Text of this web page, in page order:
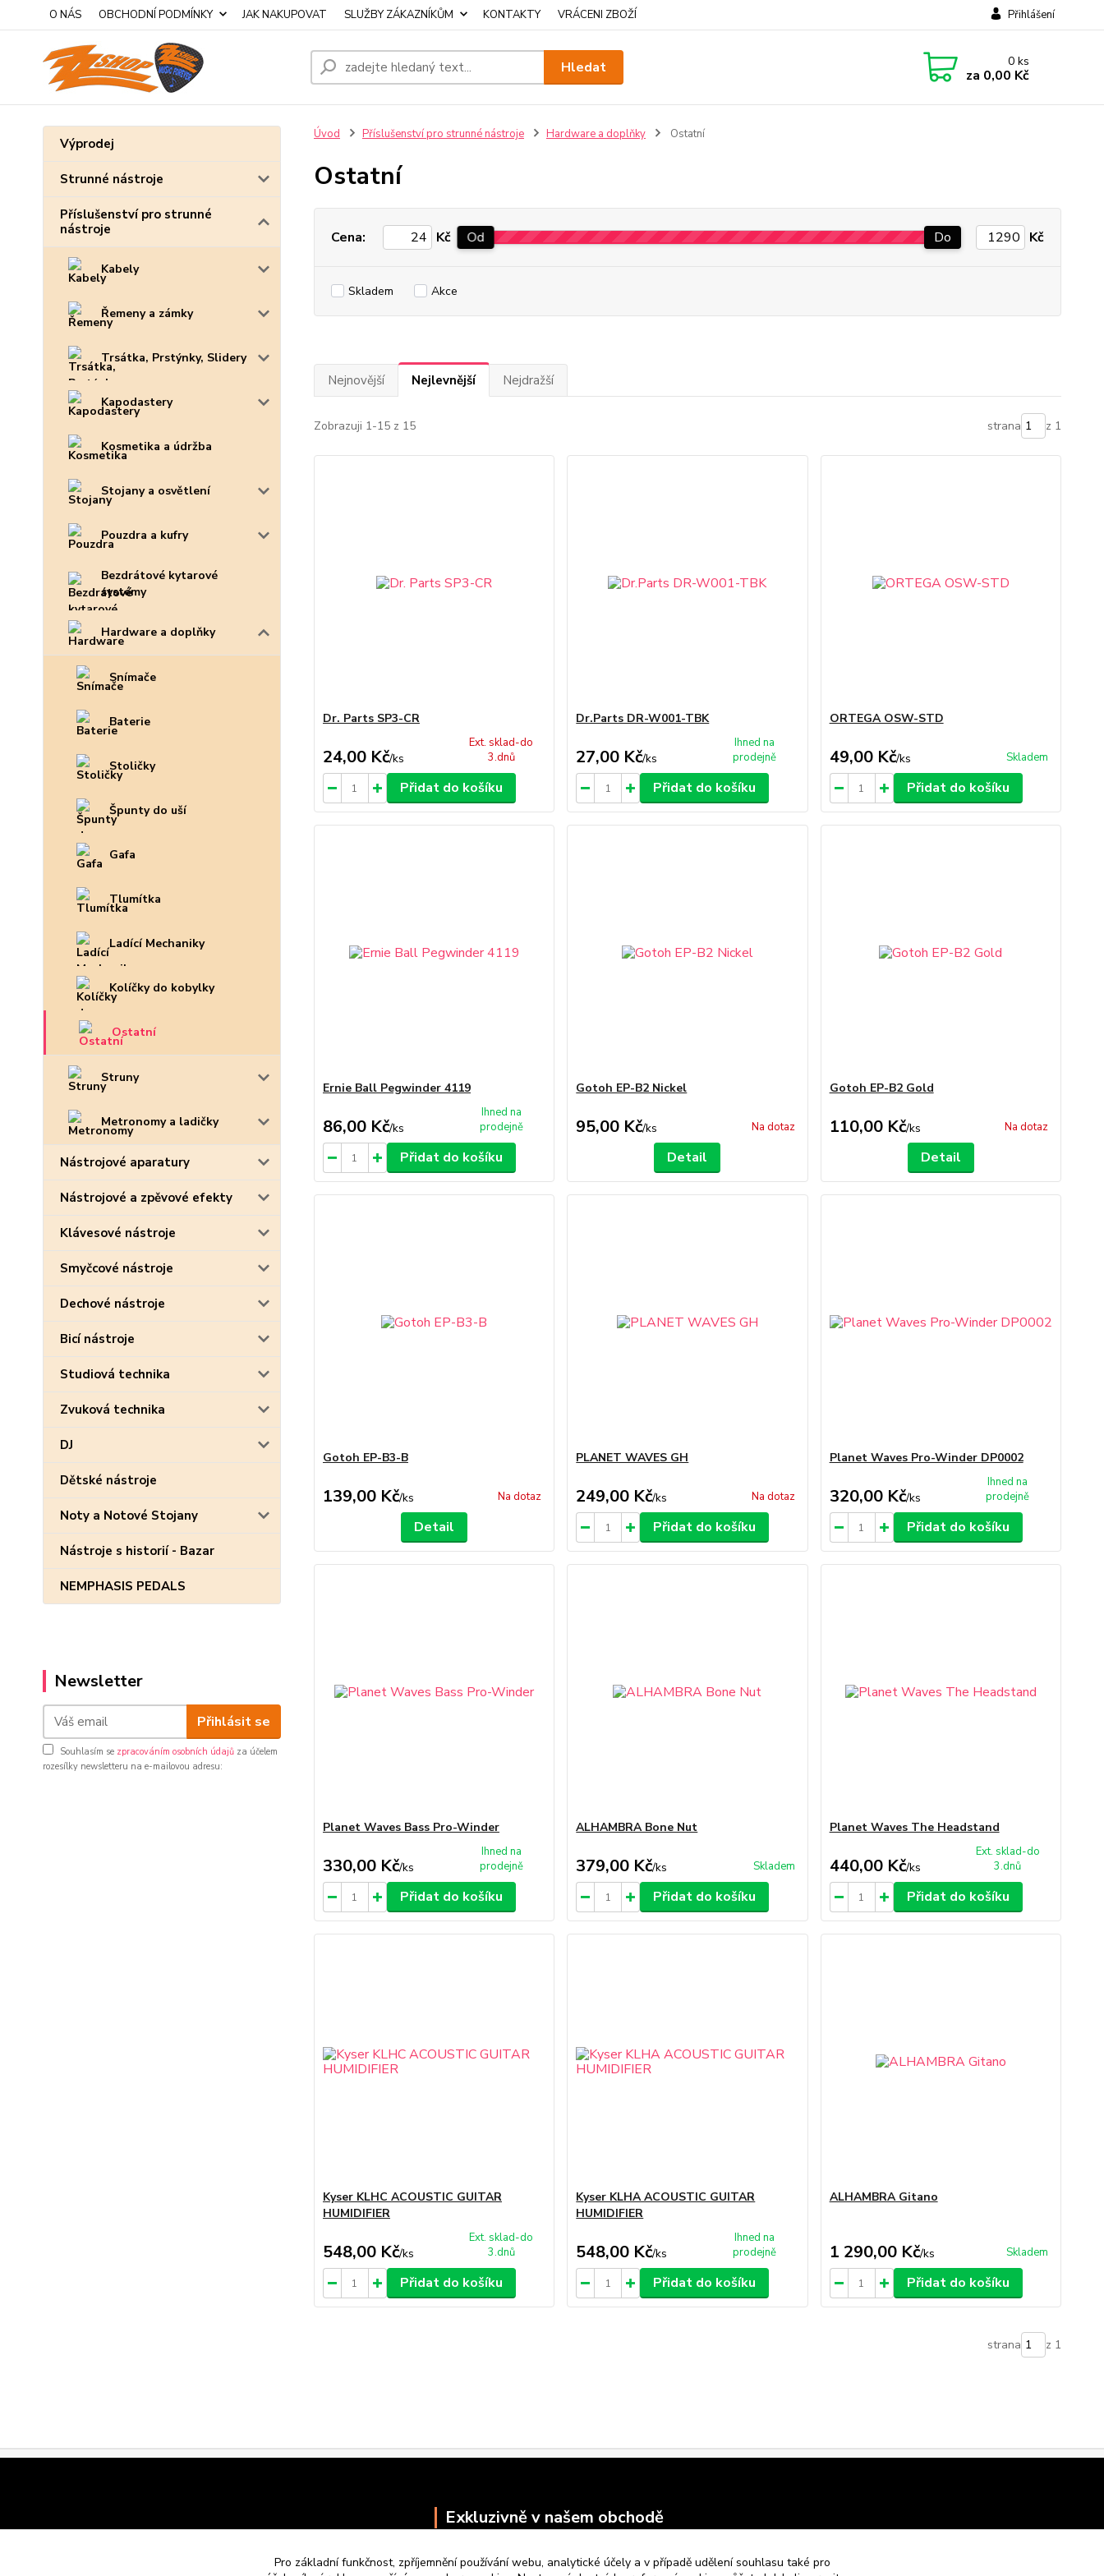
O NÁS OBCHODNÍ PODMÍNKY JAK NAKUPOVAT SLUŽBY ZÁKAZNÍKŮM KONTAKTY VRÁCENI ZBOŽÍ Přihlášení
Hledat 0ks
za 0,00 Kč
Výprodej
Strunné nástroje
Příslušenství pro strunné
nástroje
Kabely
Řemeny a zámky
Trsátka, Prstýnky, Slidery
Kapodastery
Kosmetika a údržba
Stojany a osvětlení
Pouzdra a kufry
Bezdrátové kytarové
systémy
Hardware a doplňky
Snímače
Baterie
Stoličky
Špunty do uší
Gafa
Tlumítka
Ladící Mechaniky
Kolíčky do kobylky
Ostatní
Struny
Metronomy a ladičky
Nástrojové aparatury
Nástrojové a zpěvové efekty
Klávesové nástroje
Smyčcové nástroje
Dechové nástroje
Bicí nástroje
Studiová technika
Zvuková technika
DJ
Dětské nástroje
Noty a Notové Stojany
Nástroje s historií - Bazar
NEMPHASIS PEDALS
Newsletter
Přihlásit se
Souhlasím se zpracováním osobních údajů za účelem
rozesílky newsletteru na e-mailovou adresu:
Úvod Příslušenství pro strunné nástroje Hardware a doplňky Ostatní
Ostatní
Cena: Kč Od Do Kč
Skladem Akce
Nejnovější Nejlevnější Nejdražší
Zobrazuji 1-15 z 15 strana z 1
Dr. Parts SP3-CR
24,00 Kč/ks
Ext. sklad-do
3.dnů
Přidat do košíku
Dr.Parts DR-W001-TBK
27,00 Kč/ks
Ihned na
prodejně
Přidat do košíku
ORTEGA OSW-STD
49,00 Kč/ks Skladem
Přidat do košíku
Ernie Ball Pegwinder 4119
86,00 Kč/ks
Ihned na
prodejně
Přidat do košíku
Gotoh EP-B2 Nickel
95,00 Kč/ks Na dotaz
Detail
Gotoh EP-B2 Gold
110,00 Kč/ks Na dotaz
Detail
Gotoh EP-B3-B
139,00 Kč/ks Na dotaz
Detail
PLANET WAVES GH
249,00 Kč/ks Na dotaz
Přidat do košíku
Planet Waves Pro-Winder DP0002
320,00 Kč/ks
Ihned na
prodejně
Přidat do košíku
Planet Waves Bass Pro-Winder
330,00 Kč/ks
Ihned na
prodejně
Přidat do košíku
ALHAMBRA Bone Nut
379,00 Kč/ks Skladem
Přidat do košíku
Planet Waves The Headstand
440,00 Kč/ks
Ext. sklad-do
3.dnů
Přidat do košíku
Kyser KLHC ACOUSTIC GUITAR
HUMIDIFIER
548,00 Kč/ks
Ext. sklad-do
3.dnů
Přidat do košíku
Kyser KLHA ACOUSTIC GUITAR
HUMIDIFIER
548,00 Kč/ks
Ihned na
prodejně
Přidat do košíku
ALHAMBRA Gitano
1 290,00 Kč/ks Skladem
Přidat do košíku
strana z 1
Exkluzivně v našem obchodě
Pro základní funkčnost, zpříjemnění používání webu, analytické účely a v případě udělení souhlasu také pro